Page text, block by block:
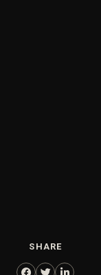
SHARE